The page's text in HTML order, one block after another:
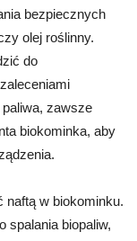
bezpiecznych
olej roślinny.
do
zawsze
biokominka, aby
naftą w biokominku.
spalania biopaliw,